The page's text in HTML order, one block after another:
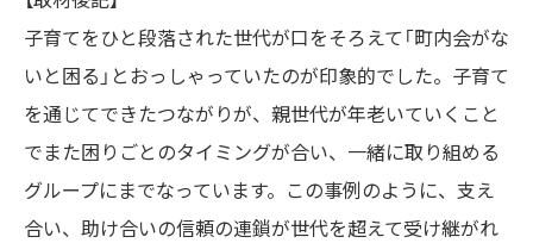
子育てをひと段落された世代が口をそろえて「町内会がな
いと困る」とおっしゃっていたのが印象的でした。子育て
を通じてできたつながりが、親世代が年老いていくこと
でまた困りごとのタイミングが合い、一緒に取り組める
グループにまでなっています。この事例のように、支え
合い、助け合いの信頼の連鎖が世代を超えて受け継がれ